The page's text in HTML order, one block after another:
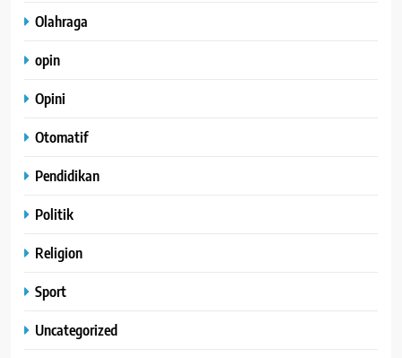
Olahraga
opin
Opini
Otomatif
Pendidikan
Politik
Religion
Sport
Uncategorized